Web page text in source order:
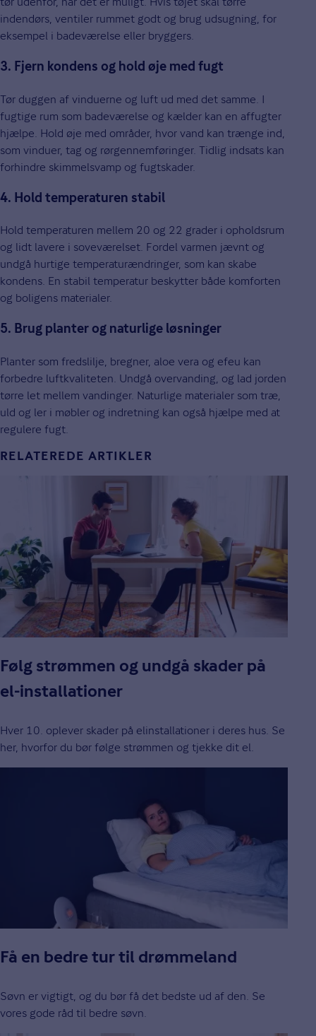
indendørs, ventiler rummet godt og brug udsugning, for
eksempel i badeværelse eller bryggers.
3. Fjern kondens og hold øje med fugt
Tør duggen af vinduerne og luft ud med det samme. I
fugtige rum som badeværelse og kælder kan en affugter
hjælpe. Hold øje med områder, hvor vand kan trænge ind,
som vinduer, tag og rørgennemføringer. Tidlig indsats kan
forhindre skimmelsvamp og fugtskader.
4. Hold temperaturen stabil
Hold temperaturen mellem 20 og 22 grader i opholdsrum
og lidt lavere i soveværelset. Fordel varmen jævnt og
undgå hurtige temperaturændringer, som kan skabe
kondens. En stabil temperatur beskytter både komforten
og boligens materialer.
5. Brug planter og naturlige løsninger
Planter som fredslilje, bregner, aloe vera og efeu kan
forbedre luftkvaliteten. Undgå overvanding, og lad jorden
tørre let mellem vandinger. Naturlige materialer som træ,
uld og ler i møbler og indretning kan også hjælpe med at
regulere fugt.
RELATEREDE ARTIKLER
Følg strømmen og undgå skader på
el-installationer
Hver 10. oplever skader på elinstallationer i deres hus. Se
her, hvorfor du bør følge strømmen og tjekke dit el.
Få en bedre tur til drømmeland
Søvn er vigtigt, og du bør få det bedste ud af den. Se
vores gode råd til bedre søvn.